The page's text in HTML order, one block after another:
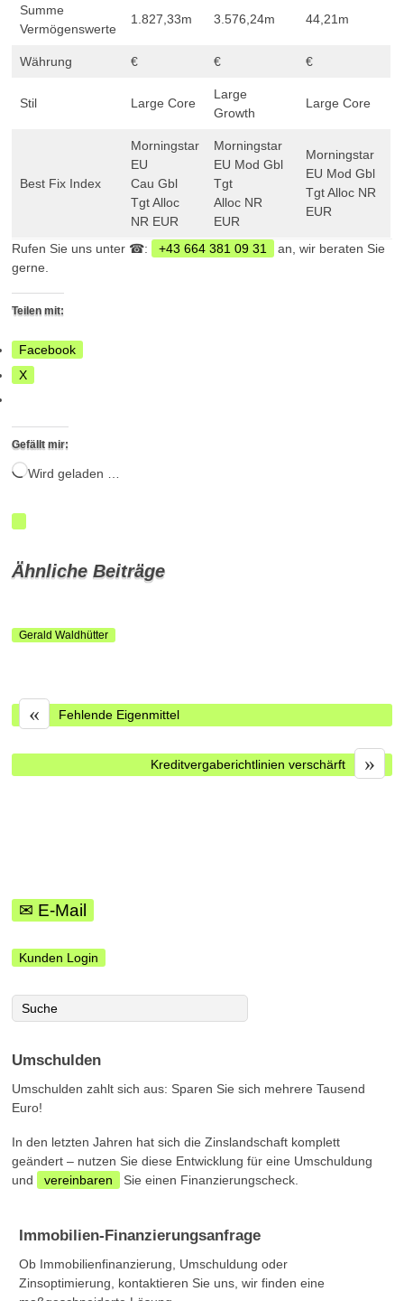
Summe
Vermögenswerte
1.827,33m 3.576,24m 44,21m
Währung € € €
Stil Large Core
Large
Growth
Large Core
Best Fix Index
Morningstar
EU
Cau Gbl
Tgt Alloc
NR EUR
Morningstar
EU Mod Gbl
Tgt
Alloc NR
EUR
Morningstar
EU Mod Gbl
Tgt Alloc NR
EUR
Rufen Sie uns unter ☎: +43 664 381 09 31
an, wir beraten Sie
gerne.
Teilen mit:
Facebook
X
Gefällt mir:
Wird geladen …
Ähnliche Beiträge
Gerald Waldhütter
« Fehlende Eigenmittel
»
Kreditvergaberichtlinien verschärft
✉ E-Mail
Kunden Login
Umschulden
Umschulden zahlt sich aus: Sparen Sie sich mehrere Tausend
Euro!
In den letzten Jahren hat sich die Zinslandschaft komplett
geändert – nutzen Sie diese Entwicklung für eine Umschuldung
und
vereinbaren Sie einen Finanzierungscheck.
Immobilien-Finanzierungsanfrage
Ob Immobilienfinanzierung, Umschuldung oder
Zinsoptimierung, kontaktieren Sie uns, wir finden eine